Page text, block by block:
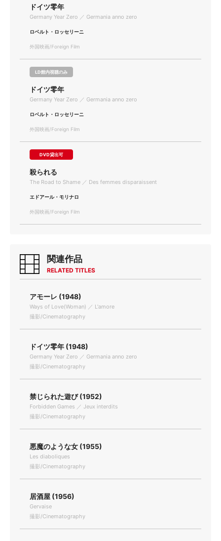
ドイツ零年
Germany Year Zero ／ Germania anno zero
ロベルト・ロッセリーニ
外国映画/Foreign Film
LD館内視聴のみ
ドイツ零年
Germany Year Zero ／ Germania anno zero
ロベルト・ロッセリーニ
外国映画/Foreign Film
DVD貸出可
殺られる
The Road to Shame ／ Des femmes disparaissent
エドアール・モリナロ
外国映画/Foreign Film
関連作品
RELATED TITLES
アモーレ (1948)
Ways of Love(Woman) ／ L'amore
撮影/Cinematography
ドイツ零年 (1948)
Germany Year Zero ／ Germania anno zero
撮影/Cinematography
禁じられた遊び (1952)
Forbidden Games ／ Jeux interdits
撮影/Cinematography
悪魔のような女 (1955)
Les diaboliques
撮影/Cinematography
居酒屋 (1956)
Gervaise
撮影/Cinematography